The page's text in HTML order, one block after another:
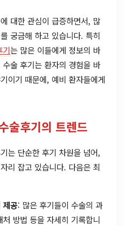
대한 관심이 급증하면서, 많
궁금해 하고 있습니다. 특히
기는 많은 이들에게 정보의 바
술 후기는 환자의 경험을 바
이기 때문에, 예비 환자들에게
술후기의 트렌드
는 단순한 후기 차원을 넘어,
리 잡고 있습니다. 다음은 최
제공: 많은 후기들이 수술의 과
방법 등을 자세히 기록합니